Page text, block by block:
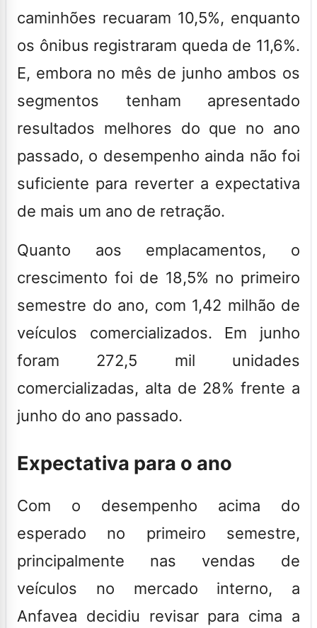
caminhões recuaram 10,5%, enquanto
os ônibus registraram queda de 11,6%.
E, embora no mês de junho ambos os
segmentos tenham apresentado
resultados melhores do que no ano
passado, o desempenho ainda não foi
suficiente para reverter a expectativa
de mais um ano de retração.
Quanto aos emplacamentos, o
crescimento foi de 18,5% no primeiro
semestre do ano, com 1,42 milhão de
veículos comercializados. Em junho
foram 272,5 mil unidades
comercializadas, alta de 28% frente a
junho do ano passado.
Expectativa para o ano
Com o desempenho acima do
esperado no primeiro semestre,
principalmente nas vendas de
veículos no mercado interno, a
Anfavea decidiu revisar para cima a